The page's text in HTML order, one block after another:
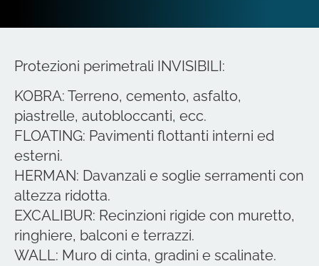
Protezioni perimetrali INVISIBILI:
KOBRA: Terreno, cemento, asfalto,
piastrelle, autobloccanti, ecc.
FLOATING: Pavimenti flottanti interni ed
esterni.
HERMAN: Davanzali e soglie serramenti con
altezza ridotta.
EXCALIBUR: Recinzioni rigide con muretto,
ringhiere, balconi e terrazzi.
WALL: Muro di cinta, gradini e scalinate.